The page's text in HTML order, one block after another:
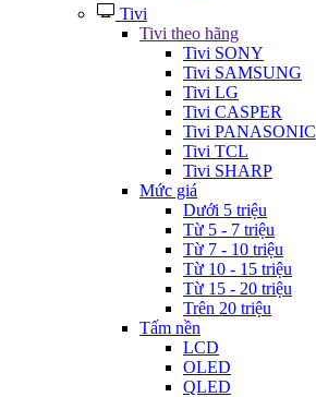
Tivi
Tivi theo hãng
Tivi SONY
Tivi SAMSUNG
Tivi LG
Tivi CASPER
Tivi PANASONIC
Tivi TCL
Tivi SHARP
Mức giá
Dưới 5 triệu
Từ 5 - 7 triệu
Từ 7 - 10 triệu
Từ 10 - 15 triệu
Từ 15 - 20 triệu
Trên 20 triệu
Tấm nền
LCD
OLED
QLED